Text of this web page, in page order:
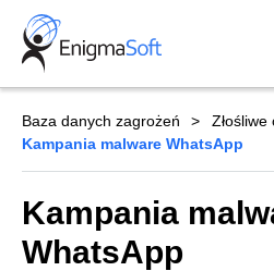
Skip
content
Baza danych zagrożeń
Kampania malware WhatsApp
Kampania
WhatsApp